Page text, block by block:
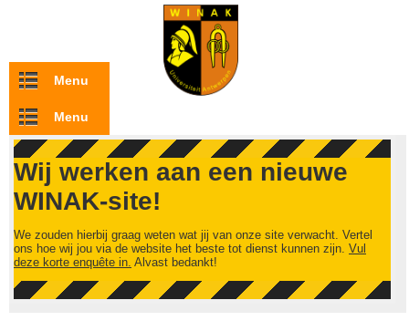
Overslaan en naar de inhoud gaan
Menu
Menu
Wij werken aan een nieuwe
WINAK-site!
We zouden hierbij graag weten wat jij van onze site verwacht. Vertel
ons hoe wij jou via de website het beste tot dienst kunnen zijn. Vul
deze korte enquête in. Alvast bedankt!